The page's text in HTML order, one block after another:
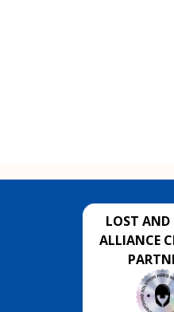
LOST AND
ALLIANCE